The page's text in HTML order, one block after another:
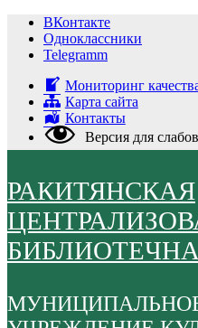
Перейти
содержимому
ВКонтакте
Одноклассники
Telegramm
Мониторинг
Карта сайта
Контакты
Версия для
РАКИТЯНСКАЯ